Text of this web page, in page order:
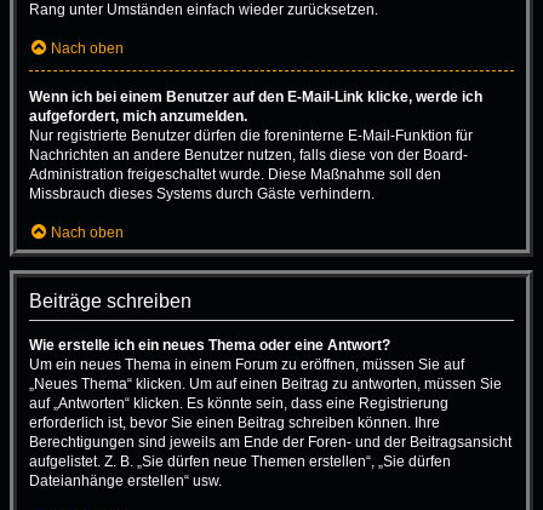
Rang unter Umständen einfach wieder zurücksetzen.
Nach oben
Wenn ich bei einem Benutzer auf den E-Mail-Link klicke, werde ich
aufgefordert, mich anzumelden.
Nur registrierte Benutzer dürfen die foreninterne E-Mail-Funktion für
Nachrichten an andere Benutzer nutzen, falls diese von der Board-
Administration freigeschaltet wurde. Diese Maßnahme soll den
Missbrauch dieses Systems durch Gäste verhindern.
Nach oben
Beiträge schreiben
Wie erstelle ich ein neues Thema oder eine Antwort?
Um ein neues Thema in einem Forum zu eröffnen, müssen Sie auf
„Neues Thema“ klicken. Um auf einen Beitrag zu antworten, müssen Sie
auf „Antworten“ klicken. Es könnte sein, dass eine Registrierung
erforderlich ist, bevor Sie einen Beitrag schreiben können. Ihre
Berechtigungen sind jeweils am Ende der Foren- und der Beitragsansicht
aufgelistet. Z. B. „Sie dürfen neue Themen erstellen“, „Sie dürfen
Dateianhänge erstellen“ usw.